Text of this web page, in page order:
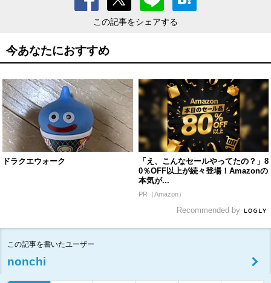
この記事をシェアする
今あなたにおすすめ
ドラクエウォーク
「え、こんなセールやってたの？」8
0％OFF以上が続々登場！Amazonの
本気が...
PR（Amazon）
Recommended by
この記事を書いたユーザー
nonchi